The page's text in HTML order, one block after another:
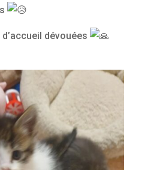
dévouées